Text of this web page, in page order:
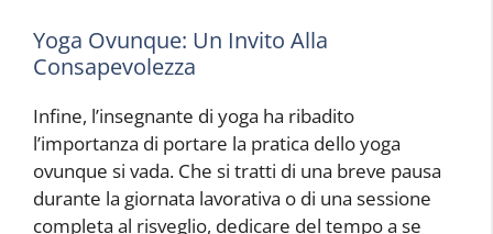
Yoga Ovunque: Un Invito Alla
Consapevolezza
Infine, l’insegnante di yoga ha ribadito
l’importanza di portare la pratica dello yoga
ovunque si vada. Che si tratti di una breve pausa
durante la giornata lavorativa o di una sessione
completa al risveglio, dedicare del tempo a se